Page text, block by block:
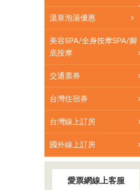
溫泉泡湯優惠
美容SPA/全身按摩SPA/腳
底按摩
交通票券
台灣住宿券
台灣線上訂房
國外線上訂房
愛票網線上客服